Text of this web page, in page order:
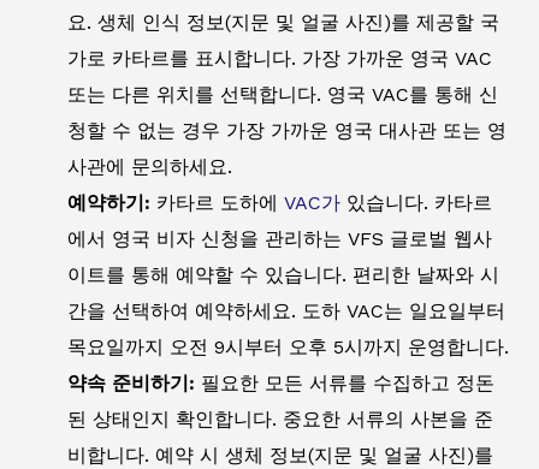
요. 생체 인식 정보(지문 및 얼굴 사진)를 제공할 국
가로 카타르를 표시합니다. 가장 가까운 영국 VAC
또는 다른 위치를 선택합니다. 영국 VAC를 통해 신
청할 수 없는 경우 가장 가까운 영국 대사관 또는 영
사관에 문의하세요.
예약하기: 카타르 도하에 VAC가 있습니다. 카타르
에서 영국 비자 신청을 관리하는 VFS 글로벌 웹사
이트를 통해 예약할 수 있습니다. 편리한 날짜와 시
간을 선택하여 예약하세요. 도하 VAC는 일요일부터
목요일까지 오전 9시부터 오후 5시까지 운영합니다.
약속 준비하기: 필요한 모든 서류를 수집하고 정돈
된 상태인지 확인합니다. 중요한 서류의 사본을 준
비합니다. 예약 시 생체 정보(지문 및 얼굴 사진)를